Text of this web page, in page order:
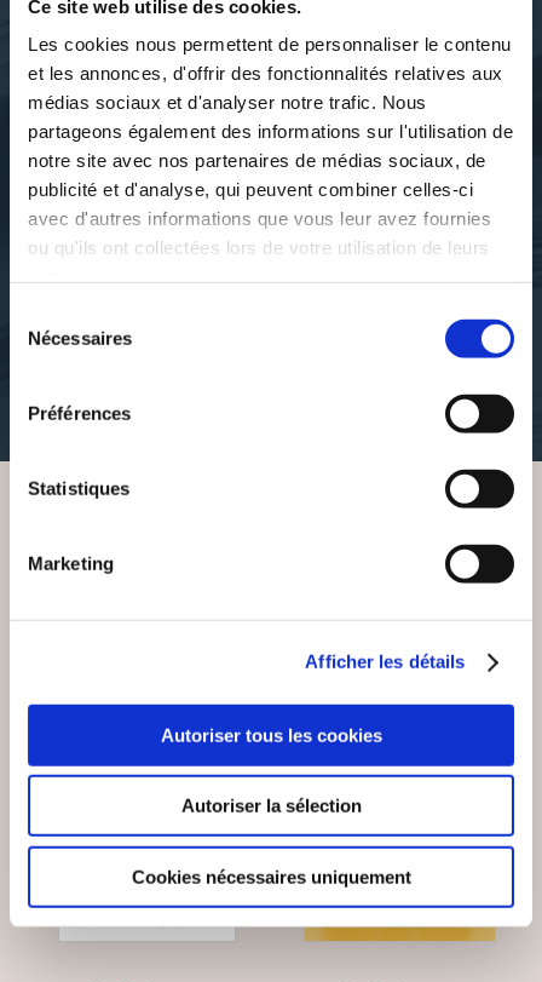
Ce site web utilise des cookies.
Les cookies nous permettent de personnaliser le contenu
et les annonces, d'offrir des fonctionnalités relatives aux
médias sociaux et d'analyser notre trafic. Nous
partageons également des informations sur l'utilisation de
notre site avec nos partenaires de médias sociaux, de
publicité et d'analyse, qui peuvent combiner celles-ci
avec d'autres informations que vous leur avez fournies
ou qu'ils ont collectées lors de votre utilisation de leurs
Nécessaires
Préférences
Statistiques
Marketing
Afficher les détails
Autoriser tous les cookies
Autoriser la sélection
Cookies nécessaires uniquement
jean claude émile perrin
ALBERT & ANTOINE
18€00
jean-claude-émile-perrin
BÉHOUILLE
VOUS AIMEREZ AUSSI